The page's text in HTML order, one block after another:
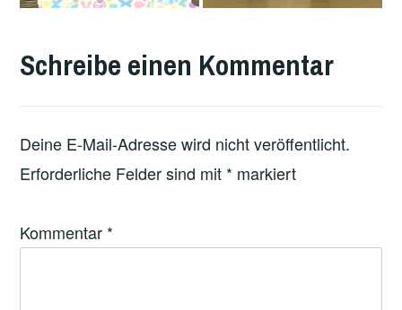
FEATURED
Schreibe einen Kommentar
Deine E-Mail-Adresse wird nicht veröffentlicht.
Erforderliche Felder sind mit * markiert
Kommentar *